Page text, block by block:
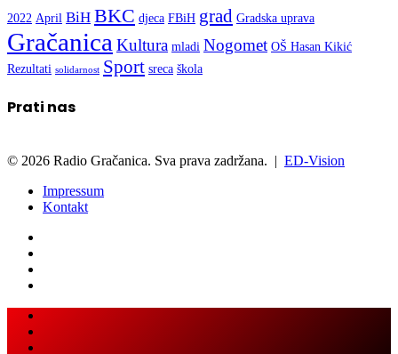
2022 April BiH BKC djeca FBiH grad Gradska uprava
Gračanica Kultura mladi Nogomet OŠ Hasan Kikić
Rezultati solidarnost Sport sreca škola
Prati nas
© 2026 Radio Gračanica. Sva prava zadržana. | ED-Vision
Impressum
Kontakt
Facebook
Twitter
LinkedIn
WhatsApp
Viber
Back
Close